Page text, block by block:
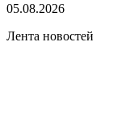
05.08.2026
Лента новостей